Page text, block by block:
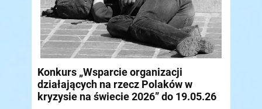
Konkurs „Wsparcie organizacji
działających na rzecz Polaków w
kryzysie na świecie 2026” do 19.05.26